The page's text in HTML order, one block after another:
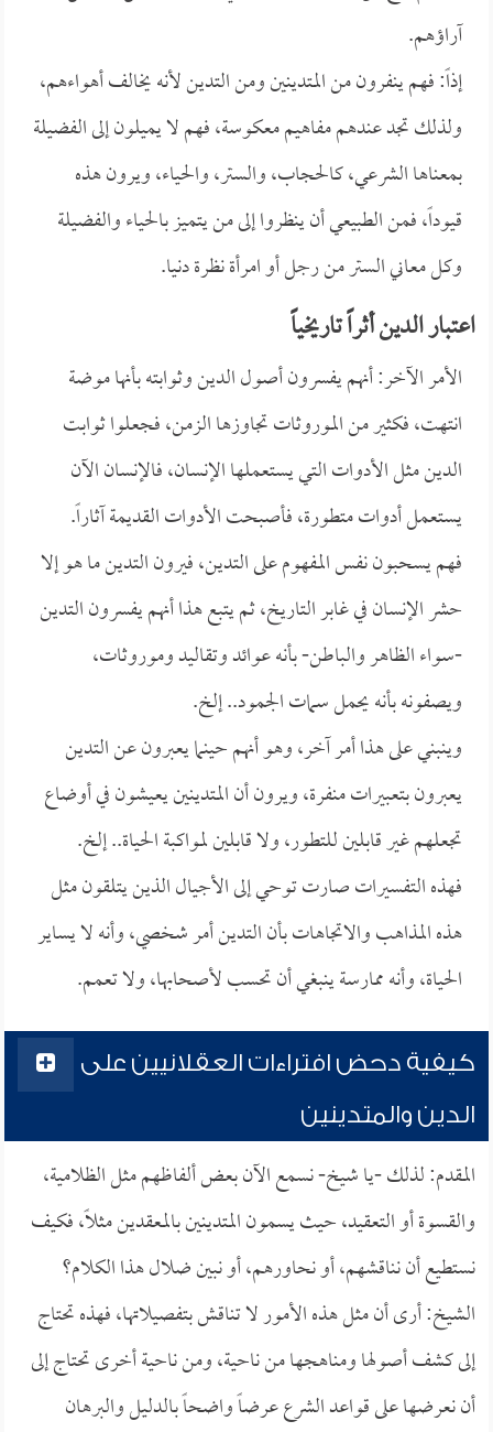
آراؤهم.
إذاً: فهم ينفرون من المتدينين ومن التدين لأنه يخالف أهواءهم،
ولذلك تجد عندهم مفاهيم معكوسة، فهم لا يميلون إلى الفضيلة
بمعناها الشرعي، كالحجاب، والستر، والحياء، ويرون هذه
قيوداً، فمن الطبيعي أن ينظروا إلى من يتميز بالحياء والفضيلة
وكل معاني الستر من رجل أو امرأة نظرة دنيا.
اعتبار الدين أثراً تاريخياً
الأمر الآخر: أنهم يفسرون أصول الدين وثوابته بأنها موضة
انتهت، فكثير من الموروثات تجاوزها الزمن، فجعلوا ثوابت
الدين مثل الأدوات التي يستعملها الإنسان، فالإنسان الآن
يستعمل أدوات متطورة، فأصبحت الأدوات القديمة آثاراً.
فهم يسحبون نفس المفهوم على التدين، فيرون التدين ما هو إلا
حشر الإنسان في غابر التاريخ، ثم يتبع هذا أنهم يفسرون التدين
-سواء الظاهر والباطن- بأنه عوائد وتقاليد وموروثات،
ويصفونه بأنه يحمل سمات الجمود.. إلخ.
وينبني على هذا أمر آخر، وهو أنهم حينما يعبرون عن التدين
يعبرون بتعبيرات منفرة، ويرون أن المتدينين يعيشون في أوضاع
تجعلهم غير قابلين للتطور، ولا قابلين لمواكبة الحياة.. إلخ.
فهذه التفسيرات صارت توحي إلى الأجيال الذين يتلقون مثل
هذه المذاهب والاتجاهات بأن التدين أمر شخصي، وأنه لا يساير
الحياة، وأنه ممارسة ينبغي أن تحسب لأصحابها، ولا تعمم.
كيفية دحض افتراءات العقلانيين على
الدين والمتدينين
المقدم: لذلك -يا شيخ- نسمع الآن بعض ألفاظهم مثل الظلامية،
والقسوة أو التعقيد، حيث يسمون المتدينين بالمعقدين مثلاً، فكيف
نستطيع أن نناقشهم، أو نحاورهم، أو نبين ضلال هذا الكلام؟
الشيخ: أرى أن مثل هذه الأمور لا تناقش بتفصيلاتها، فهذه تحتاج
إلى كشف أصولها ومناهجها من ناحية، ومن ناحية أخرى تحتاج إلى
أن نعرضها على قواعد الشرع عرضاً واضحاً بالدليل والبرهان